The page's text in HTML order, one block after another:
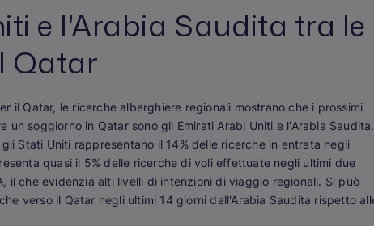
e l'Arabia Saudita tra le
Qatar
il Qatar, le ricerche alberghiere regionali mostrano che i prossimi
soggiorno in Qatar sono gli Emirati Arabi Uniti e l'Arabia Saudita.
Stati Uniti rappresentano il 14% delle ricerche in entrata negli
quasi il 5% delle ricerche di voli effettuate negli ultimi due
il che evidenzia alti livelli di intenzioni di viaggio regionali. Si può
verso il Qatar negli ultimi 14 giorni dall'Arabia Saudita rispetto